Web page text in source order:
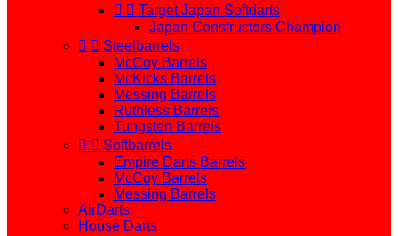
  Target Japan Softdarts
Japan Constructors Champion
  Steelbarrels
McCoy Barrels
McKicks Barrels
Messing Barrels
Ruthless Barrels
Tungsten Barrels
  Softbarrels
Empire Darts Barrels
McCoy Barrels
Messing Barrels
AirDarts
House Darts